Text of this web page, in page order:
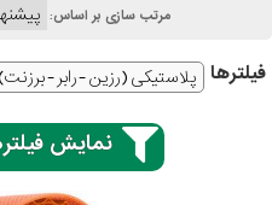
مرتب سازی بر اساس:
فیلتر‌ها پلاستیکی (رزین - رابر -
نمایش
3